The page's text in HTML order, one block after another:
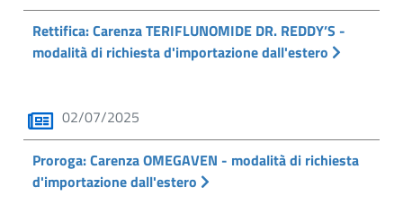
Rettifica: Carenza TERIFLUNOMIDE DR. REDDY’S -
modalità di richiesta d'importazione dall'estero
02/07/2025
Proroga: Carenza OMEGAVEN - modalità di richiesta
d'importazione dall'estero